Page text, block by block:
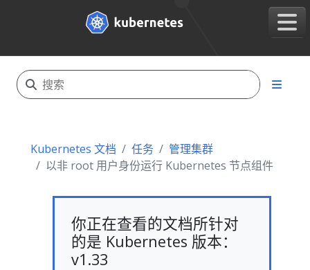
Kubernetes 文档 任务
管理集群
以非 root 用户身份运行 Kubernetes 节点组件
你正在查看的文档所针对
的是 Kubernetes 版本：
v1.33